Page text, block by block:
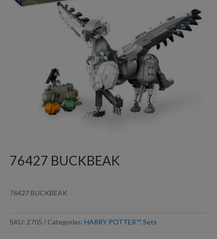
76427 BUCKBEAK
76427 BUCKBEAK
SKU: 2705 Categorías: HARRY POTTER™, Sets